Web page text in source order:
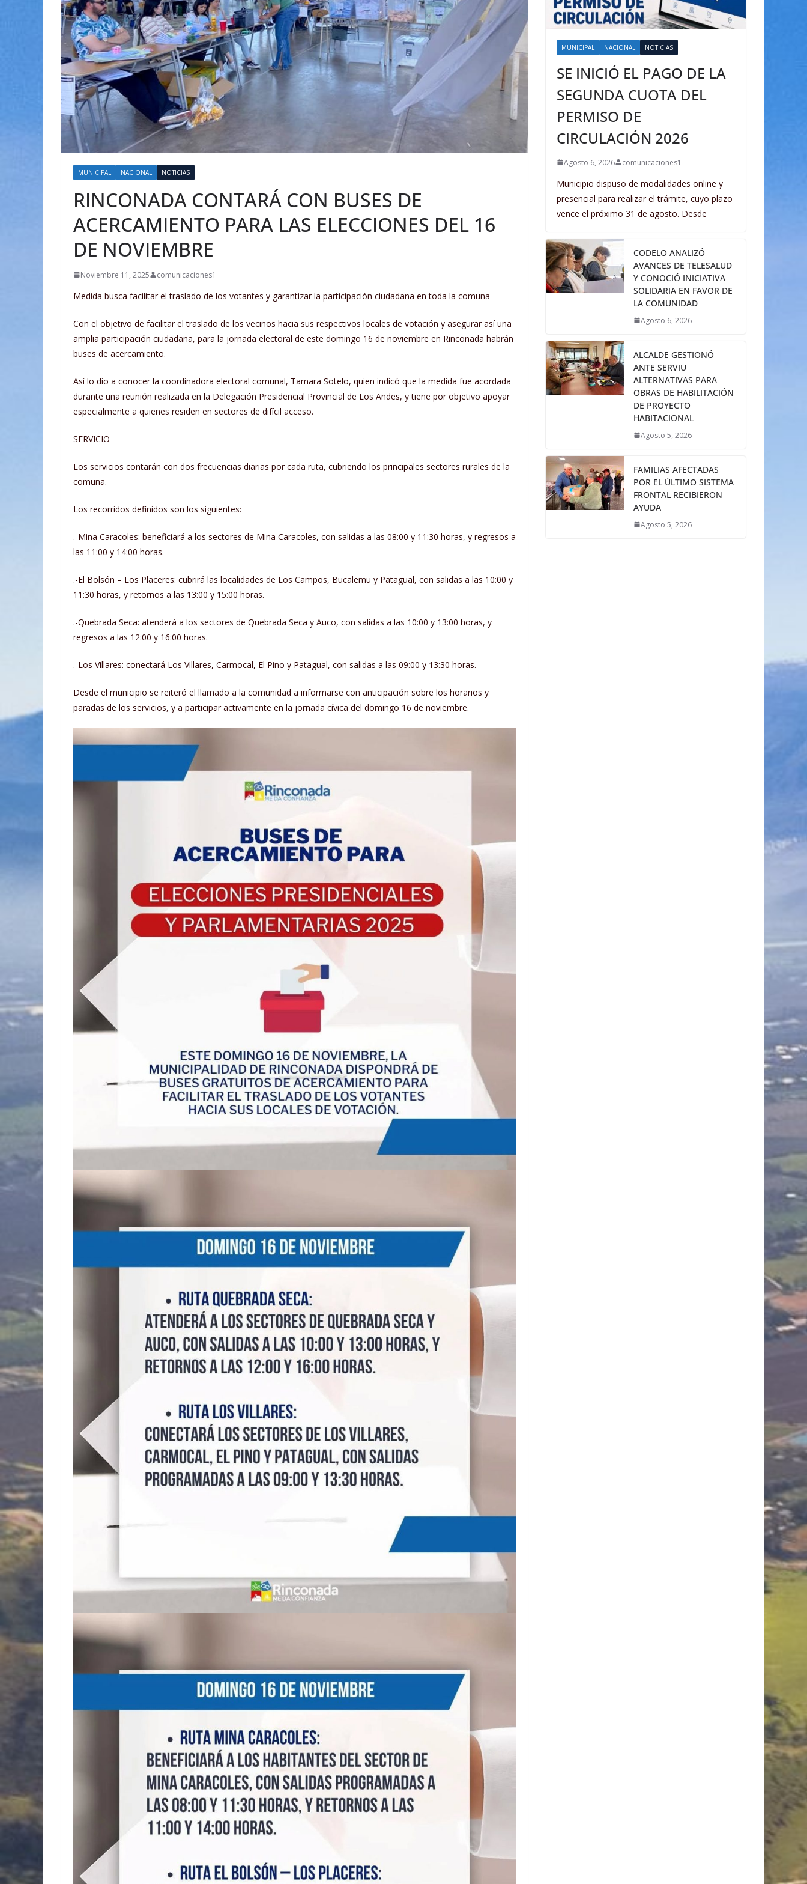
MUNICIPAL NACIONAL NOTICIAS
RINCONADA CONTARÁ CON BUSES DE
ACERCAMIENTO PARA LAS ELECCIONES DEL 16
DE NOVIEMBRE
Noviembre 11, 2025 comunicaciones1
Medida busca facilitar el traslado de los votantes y garantizar la participación ciudadana en toda la comuna
Con el objetivo de facilitar el traslado de los vecinos hacia sus respectivos locales de votación y asegurar así una
amplia participación ciudadana, para la jornada electoral de este domingo 16 de noviembre en Rinconada habrán
buses de acercamiento.
Así lo dio a conocer la coordinadora electoral comunal, Tamara Sotelo, quien indicó que la medida fue acordada
durante una reunión realizada en la Delegación Presidencial Provincial de Los Andes, y tiene por objetivo apoyar
especialmente a quienes residen en sectores de difícil acceso.
SERVICIO
Los servicios contarán con dos frecuencias diarias por cada ruta, cubriendo los principales sectores rurales de la
comuna.
Los recorridos definidos son los siguientes:
.-Mina Caracoles: beneficiará a los sectores de Mina Caracoles, con salidas a las 08:00 y 11:30 horas, y regresos a
las 11:00 y 14:00 horas.
.-El Bolsón – Los Placeres: cubrirá las localidades de Los Campos, Bucalemu y Patagual, con salidas a las 10:00 y
11:30 horas, y retornos a las 13:00 y 15:00 horas.
.-Quebrada Seca: atenderá a los sectores de Quebrada Seca y Auco, con salidas a las 10:00 y 13:00 horas, y
regresos a las 12:00 y 16:00 horas.
.-Los Villares: conectará Los Villares, Carmocal, El Pino y Patagual, con salidas a las 09:00 y 13:30 horas.
Desde el municipio se reiteró el llamado a la comunidad a informarse con anticipación sobre los horarios y
paradas de los servicios, y a participar activamente en la jornada cívica del domingo 16 de noviembre.
MUNICIPAL NACIONAL NOTICIAS
SE INICIÓ EL PAGO DE LA
SEGUNDA CUOTA DEL
PERMISO DE
CIRCULACIÓN 2026
Agosto 6, 2026 comunicaciones1
Municipio dispuso de modalidades online y
presencial para realizar el trámite, cuyo plazo
vence el próximo 31 de agosto. Desde
CODELO ANALIZÓ
AVANCES DE TELESALUD
Y CONOCIÓ INICIATIVA
SOLIDARIA EN FAVOR DE
LA COMUNIDAD
Agosto 6, 2026
ALCALDE GESTIONÓ
ANTE SERVIU
ALTERNATIVAS PARA
OBRAS DE HABILITACIÓN
DE PROYECTO
HABITACIONAL
Agosto 5, 2026
FAMILIAS AFECTADAS
POR EL ÚLTIMO SISTEMA
FRONTAL RECIBIERON
AYUDA
Agosto 5, 2026